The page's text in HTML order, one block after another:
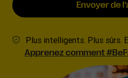
Envoyer de
Plus intelligents. Plus sûrs.
Apprenez comment